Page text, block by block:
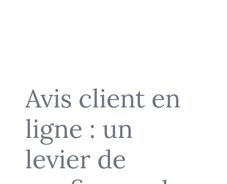
Avis client en
ligne : un
levier de